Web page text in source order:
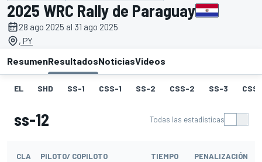
2025 WRC Rally de Paraguay
28 ago 2025 al 31 ago 2025
, PY
ResumenResultadosNoticiasVideos
EL SHD SS-1 CSS-1 SS-2 CSS-2 SS-3
ss-12 Todas las estadísticas
CLA PILOTO/ COPILOTO TIEMPO PENALIZACIÓN